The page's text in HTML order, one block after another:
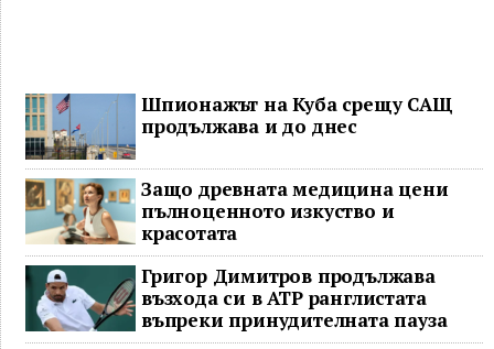
Шпионажът на Куба срещу САЩ
продължава и до днес
Защо древната медицина цени
пълноценното изкуство и
красотата
Григор Димитров продължава
възхода си в ATP ранглистата
въпреки принудителната пауза